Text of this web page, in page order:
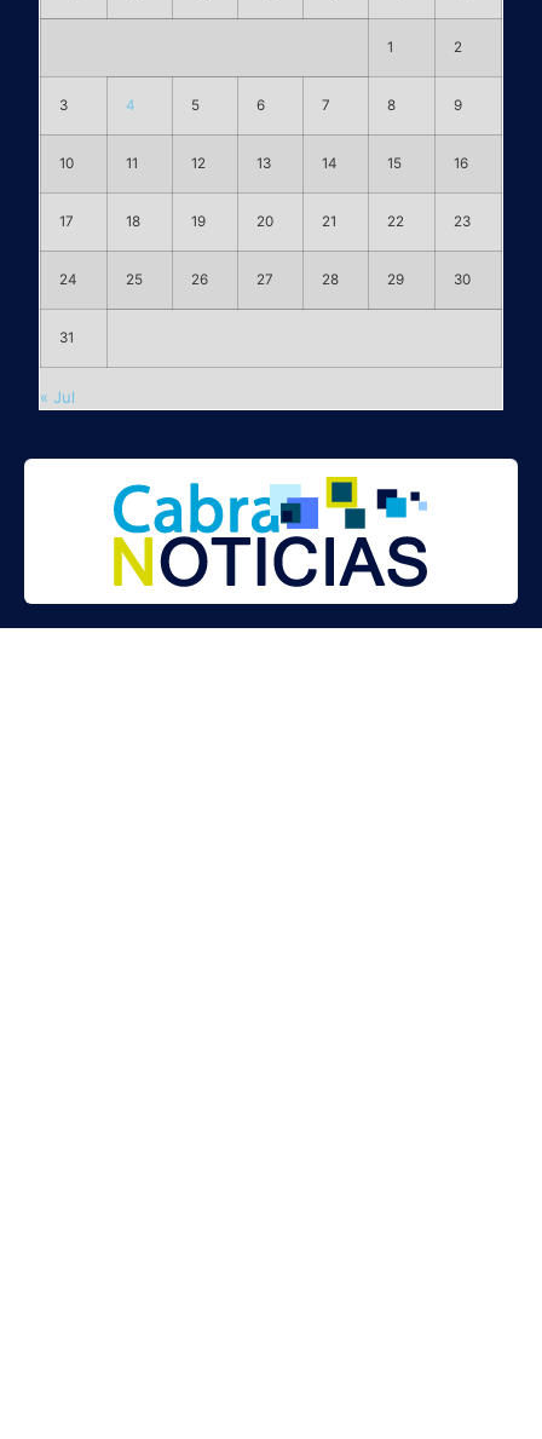
1 2
3 4 5 6 7 8 9
10 11 12 13 14 15 16
17 18 19 20 21 22 23
24 25 26 27 28 29 30
31
« Jul